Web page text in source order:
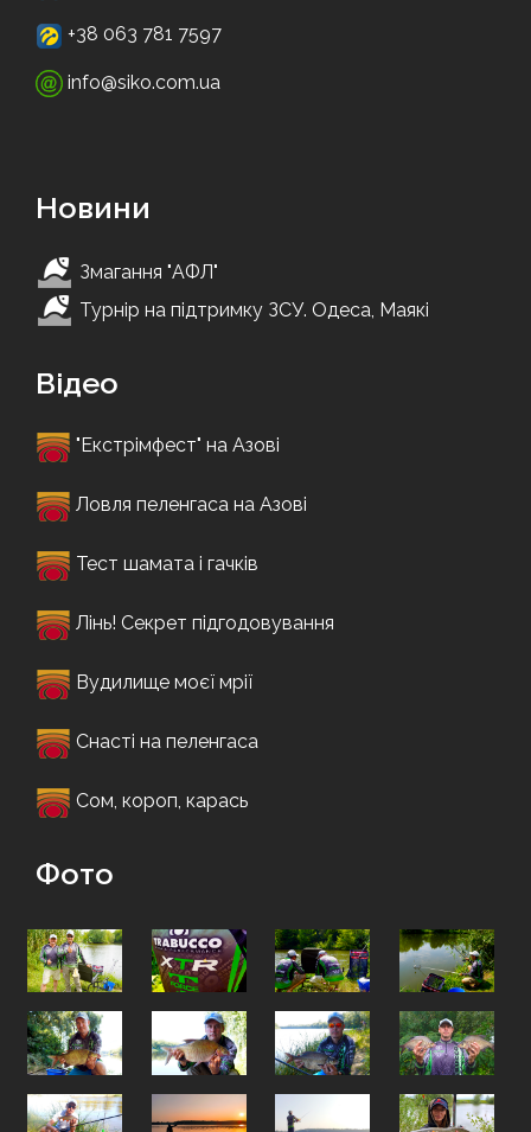
+38 063 781 7597
info@siko.com.ua
Новини
Змагання "АФЛ"
Турнір на підтримку ЗСУ. Одеса, Маякі
Відео
"Екстрімфест" на Азові
Ловля пеленгаса на Азові
Тест шамата і гачків
Лінь! Секрет підгодовування
Вудилище моєї мрії
Снасті на пеленгаса
Сом, короп, карась
Фото